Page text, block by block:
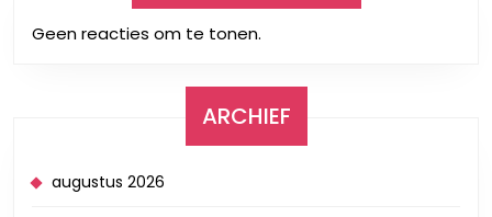
Geen reacties om te tonen.
ARCHIEF
augustus 2026